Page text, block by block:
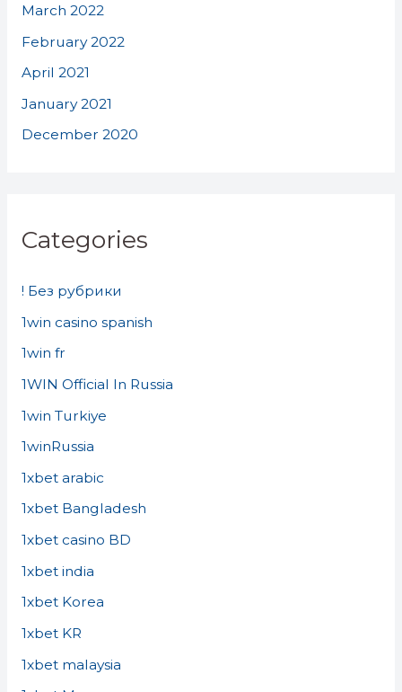
March 2022
February 2022
April 2021
January 2021
December 2020
Categories
! Без рубрики
1win casino spanish
1win fr
1WIN Official In Russia
1win Turkiye
1winRussia
1xbet arabic
1xbet Bangladesh
1xbet casino BD
1xbet india
1xbet Korea
1xbet KR
1xbet malaysia